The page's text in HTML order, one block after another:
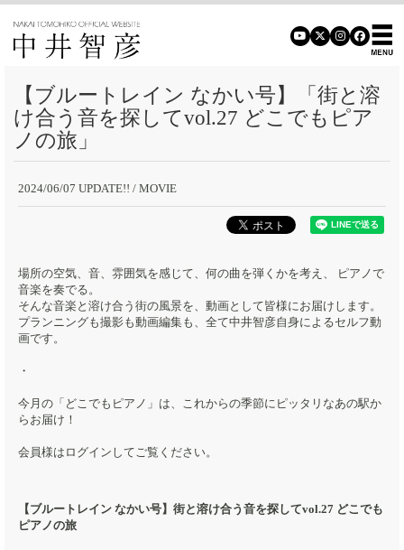
【ブルートレイン なかい号】「街と溶
け合う音を探してvol.27 どこでもピア
ノの旅」
2024/06/07 UPDATE!! / MOVIE
場所の空気、音、雰囲気を感じて、何の曲を弾くかを考え、 ピアノで
音楽を奏でる。
そんな音楽と溶け合う街の風景を、動画として皆様にお届けします。
プランニングも撮影も動画編集も、全て中井智彦自身によるセルフ動
画です。
・
今月の「どこでもピアノ」は、これからの季節にピッタリなあの駅か
らお届け！
会員様はログインしてご覧ください。
【ブルートレイン なかい号】街と溶け合う音を探してvol.27 どこでも
ピアノの旅